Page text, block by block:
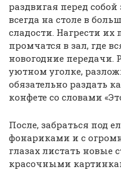
раздвигая перед
всегда на столе в
сладости. Нагрести
промчатся в зал, где
новогодние передачи.
уютном уголке,
обязательно раздать
конфете со словами
После, забраться под
фонариками и с
глазах листать новые
красочными